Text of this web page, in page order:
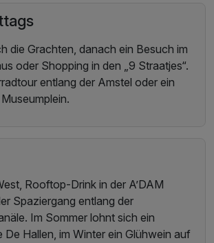
die Grachten, danach ein Besuch im
oder Shopping in den „9 Straatjes“.
entlang der Amstel oder ein
Rooftop-Drink in der A’DAM
Spaziergang entlang der
Im Sommer lohnt sich ein
De Hallen, im Winter ein Glühwein auf